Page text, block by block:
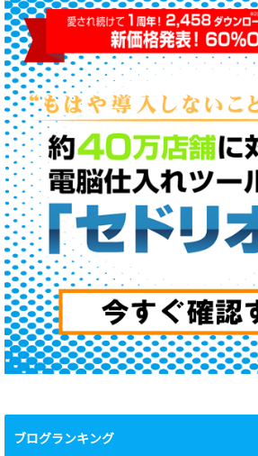
ブログランキング